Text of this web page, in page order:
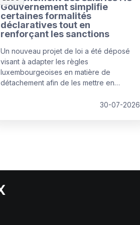
Gouvernement simplifie
certaines formalités
déclaratives tout en
renforçant les sanctions
Un nouveau projet de loi a été déposé
visant à adapter les règles
luxembourgeoises en matière de
détachement afin de les mettre en
30-07-2026